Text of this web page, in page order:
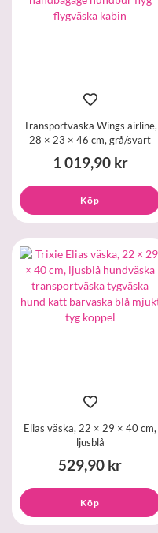
Transportväska Wings airline,
28 × 23 × 46 cm, grå/svart
1 019,90 kr
Köp
Elias väska, 22 × 29 × 40 cm,
ljusblå
529,90 kr
Köp